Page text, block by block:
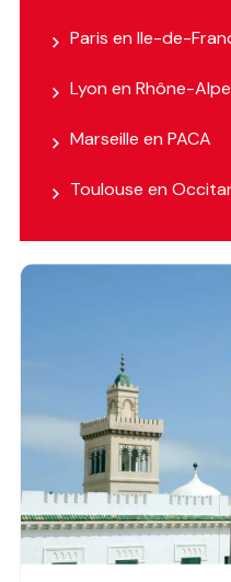
Paris en Ile-de-
Lyon en Rhône-
Marseille en PACA
Toulouse en